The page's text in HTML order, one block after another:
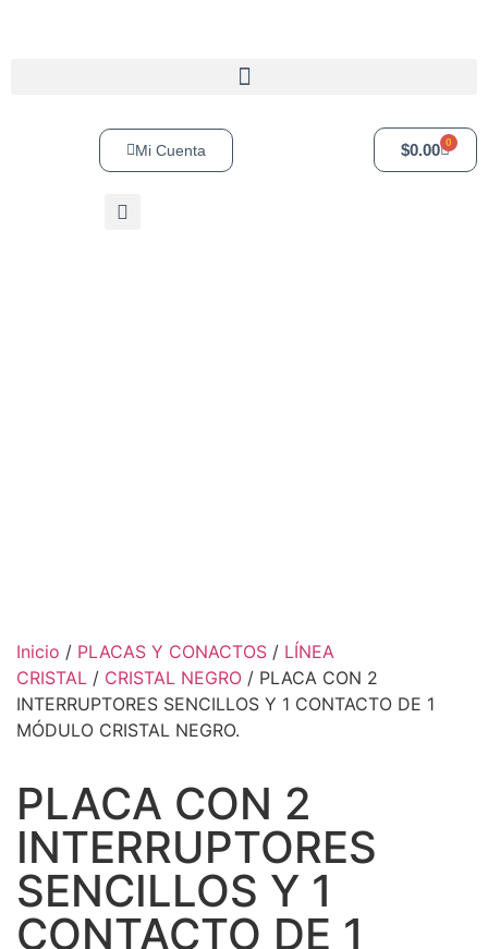
Mi Cuenta $0.00 0
Inicio / PLACAS Y CONACTOS / LÍNEA
CRISTAL / CRISTAL NEGRO / PLACA CON 2
INTERRUPTORES SENCILLOS Y 1 CONTACTO DE 1
MÓDULO CRISTAL NEGRO.
PLACA CON 2
INTERRUPTORES
SENCILLOS Y 1
CONTACTO DE 1